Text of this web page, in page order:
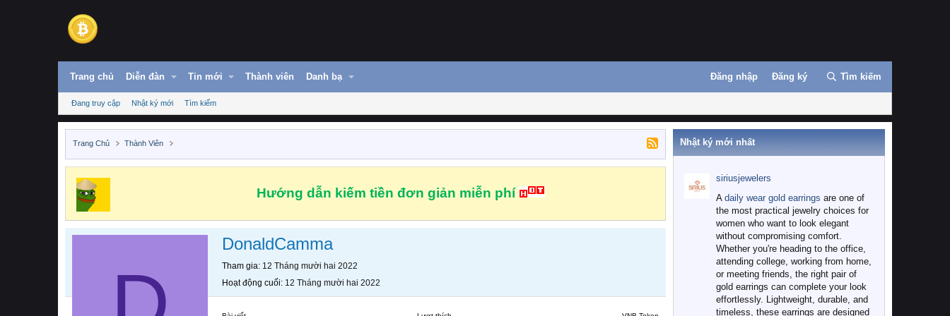
Trang chủ Diễn đàn Tin mới Thành viên Danh bạ Đăng nhập Đăng ký Tìm kiếm
Đang truy cập Nhật ký mới Tìm kiếm
Trang Chủ Thành Viên
Hướng dẫn kiếm tiền đơn giản miễn phí
DonaldCamma
Tham gia 12 Tháng mười hai 2022
Hoạt động cuối 12 Tháng mười hai 2022
Nhật ký mới nhất
siriusjewelers
A daily wear gold earrings are one of
the most practical jewelry choices for
women who want to look elegant
without compromising comfort.
Whether you're heading to the office,
attending college, working from home,
or meeting friends, the right pair of
gold earrings can complete your look
effortlessly. Lightweight, durable, and
timeless, these earrings are designed